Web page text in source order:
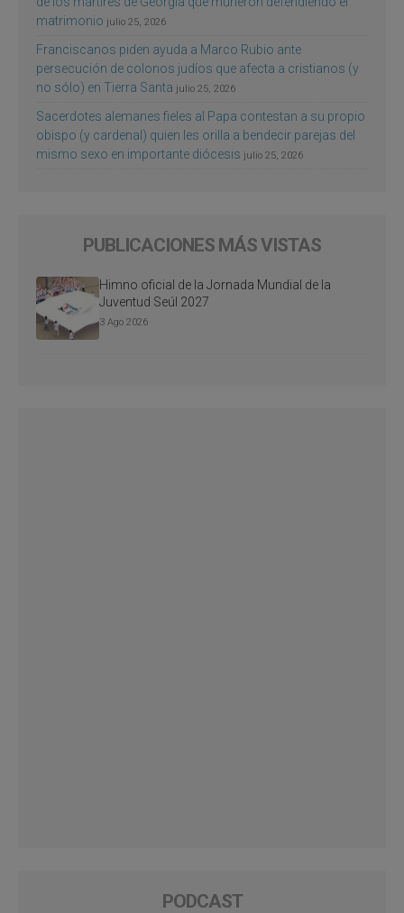
matrimonio julio 25, 2026
Franciscanos piden ayuda a Marco Rubio ante
persecución de colonos judíos que afecta a cristianos (y
no sólo) en Tierra Santa julio 25, 2026
Sacerdotes alemanes fieles al Papa contestan a su propio
obispo (y cardenal) quien les orilla a bendecir parejas del
mismo sexo en importante diócesis julio 25, 2026
PUBLICACIONES MÁS VISTAS
Himno oficial de la Jornada Mundial de la
Juventud Seúl 2027
3 Ago 2026
PODCAST